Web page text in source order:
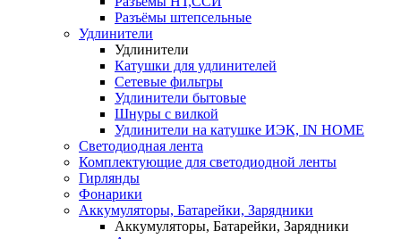
Разъёмы штепсельные
Удлинители
Удлинители
Катушки для удлинителей
Сетевые фильтры
Удлинители бытовые
Шнуры с вилкой
Удлинители на катушке ИЭК, IN HOME
Светодиодная лента
Комплектующие для светодиодной ленты
Гирлянды
Фонарики
Аккумуляторы, Батарейки, Зарядники
Аккумуляторы, Батарейки, Зарядники